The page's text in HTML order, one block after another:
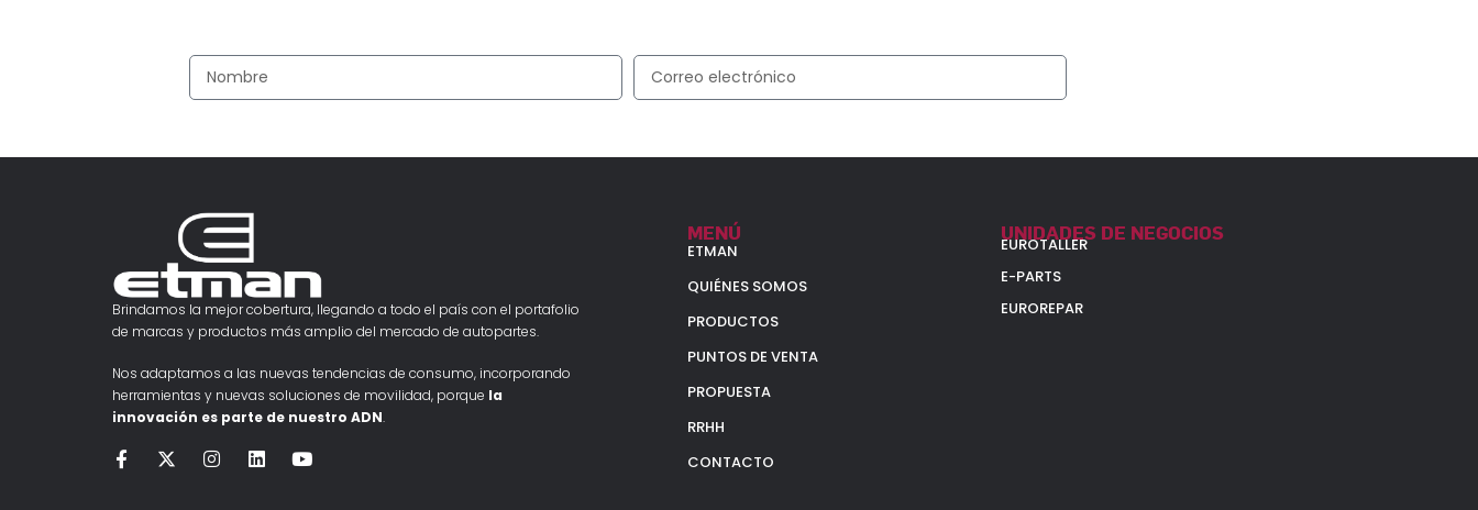
Brindamos la mejor cobertura, llegando a todo el país con el portafolio
de marcas y productos más amplio del mercado de autopartes.
Nos adaptamos a las nuevas tendencias de consumo, incorporando
herramientas y nuevas soluciones de movilidad, porque la
innovación es parte de nuestro ADN.
MENÚ
ETMAN
QUIÉNES SOMOS
PRODUCTOS
PUNTOS DE VENTA
PROPUESTA
RRHH
CONTACTO
UNIDADES DE NEGOCIOS
EUROTALLER
E-PARTS
EUROREPAR